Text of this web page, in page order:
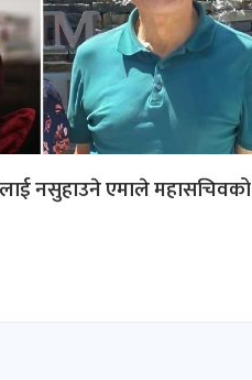
नसुहाउने एमाले महासचिवको